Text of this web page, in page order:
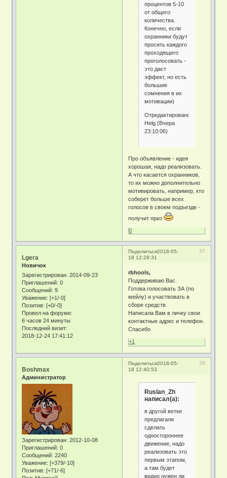
процентов 5-10
от общего
количества.
Конечно, если
охранники будут
просить каждого
проходящего
проголосовать -
это даст
эффект, но есть
большие
сомнения в их
мотивации)
Отредактировано
Helg (Вчера
23:10:06)
Про объявление - идея
хорошая, надо реализовать.
А что касается охранников,
то их можно дополнительно
мотивировать, например, кто
соберет больше всех
голосов в своем подъезде -
получит приз
0
Поделиться 37
2018-05-
18 12:28:31
Lgera
Новичок
Зарегистрирован: 2014-09-23
Приглашений: 0
Сообщений: 9
Уважение: [+1/-0]
Позитив: [+0/-0]
Провел на форуме:
6 часов 24 минуты
Последний визит:
2018-12-24 17:41:12
rbhools,
Поддерживаю Вас.
Готова голосовать ЗА (по
мейлу) и участвовать в
сборе средств.
Написала Вам в личку свои
контактные адрес и телефон.
Спасибо
+1
Поделиться 38
2018-05-
18 12:40:53
Boshmax
Администратор
Зарегистрирован: 2012-10-08
Приглашений: 0
Сообщений: 2240
Уважение: [+379/-10]
Позитив: [+71/-6]
Ruslan_Zh
написал(а):
в другой ветке
предлагали
сделать
одностороннее
движение, надо
реализовать это
первым этапом,
а там будет
видно нужен ли